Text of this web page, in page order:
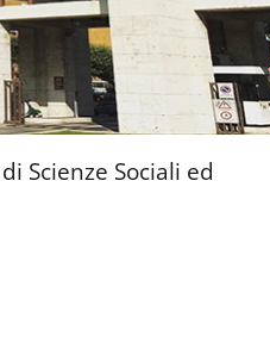
Scienze Sociali ed